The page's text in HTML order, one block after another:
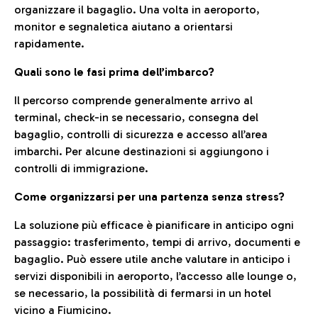
organizzare il bagaglio. Una volta in aeroporto,
monitor e segnaletica aiutano a orientarsi
rapidamente.
Quali sono le fasi prima dell’imbarco?
Il percorso comprende generalmente arrivo al
terminal, check-in se necessario, consegna del
bagaglio, controlli di sicurezza e accesso all’area
imbarchi. Per alcune destinazioni si aggiungono i
controlli di immigrazione.
Come organizzarsi per una partenza senza stress?
La soluzione più efficace è pianificare in anticipo ogni
passaggio: trasferimento, tempi di arrivo, documenti e
bagaglio. Può essere utile anche valutare in anticipo i
servizi disponibili in aeroporto, l’accesso alle lounge o,
se necessario, la possibilità di fermarsi in un hotel
vicino a Fiumicino.